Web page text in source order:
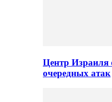
Центр Израиля
очередных атак